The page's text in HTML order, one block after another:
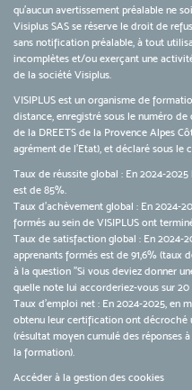
qu’aucun avertissement préalable ne
Visiplus SAS se réserve le droit de
sans notification préalable, à tout
incomplètes et/ou exerçant une
de la société Visiplus.
VISIPLUS est un organisme de
distance, enregistré sous le numéro
de la DREETS de la Provence Alpes
agrément de l’Etat), et déclaré sous le
Taux de réussite global : En 2024-
est de 85%.
Taux d’achèvement global : En 2024-
formés au sein de VISIPLUS ont
Taux de satisfaction global : En 2024-
apprenants formés est de 91,6% (taux
à la question "Si vous deviez donner
quelle note lui accorderiez-vous sur 20
Taux d’emploi net : En 2024-2025, en
obtenu leur certification ont décroché
(résultat moyen cumulé des réponses
la formation).
Accéder à la gestion des cookies